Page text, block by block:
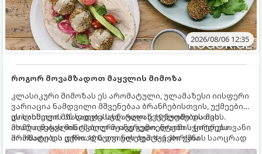
2026/08/06 12:35
როგორ მოვამზადოთ მაყვლის მიმოზა
კლასიკური მიმოზას ეს არომატული, ულამაზესი იისფერი
ვარიაცია ნამდვილი მშვენებაა ბრანჩებისთვის, უქმეების
დილისთვის ან სადღესასწაულო წვეულებებისთვის.
ახალი მაყვლის ტკბილ-მჟავე გემო, ლაიმის ციტრუსოვანი
არომატი და ცქრიალა ღვინის ბუშტუკები ქმნის საოცრად
დახვეწილ და მაგრილებელ კოქტეილს.
ეს სასმელი მზადდება სულ რაღაც 10 წუთში და მის
მომზადებას მინიმალური ინგრედიენტები სჭირდება.
მომზადების დრო: 10 წუთი ულუფა: 4–6 პორცია